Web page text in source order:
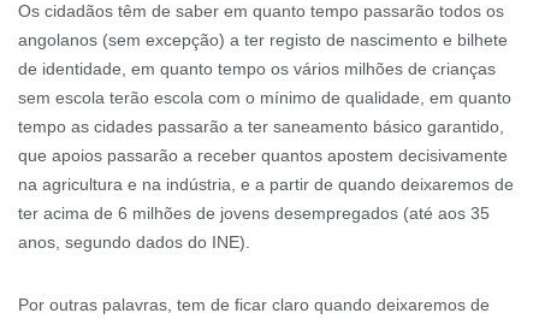
Os cidadãos têm de saber em quanto tempo passarão todos os
angolanos (sem excepção) a ter registo de nascimento e bilhete
de identidade, em quanto tempo os vários milhões de crianças
sem escola terão escola com o mínimo de qualidade, em quanto
tempo as cidades passarão a ter saneamento básico garantido,
que apoios passarão a receber quantos apostem decisivamente
na agricultura e na indústria, e a partir de quando deixaremos de
ter acima de 6 milhões de jovens desempregados (até aos 35
anos, segundo dados do INE).
Por outras palavras, tem de ficar claro quando deixaremos de